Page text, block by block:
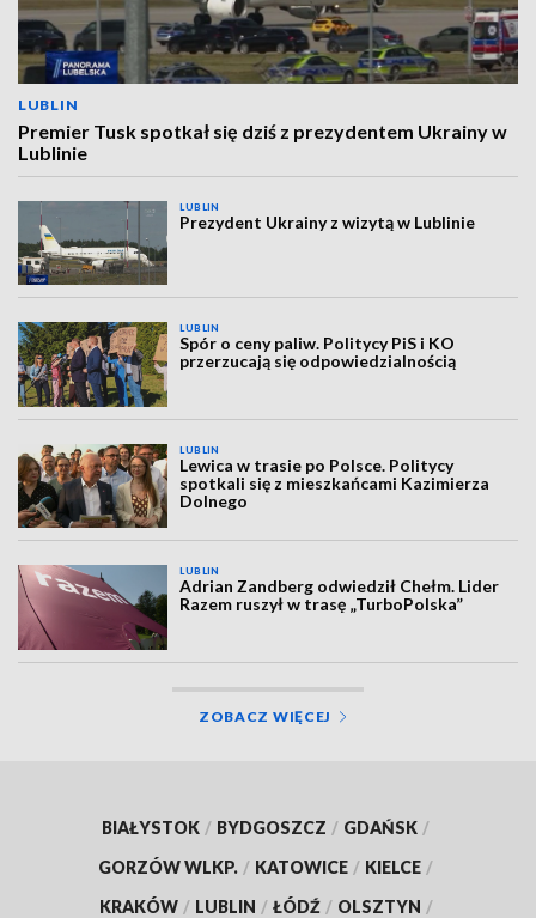
LUBLIN
Premier Tusk spotkał się dziś z prezydentem Ukrainy w
Lublinie
LUBLIN
Prezydent Ukrainy z wizytą w Lublinie
LUBLIN
Spór o ceny paliw. Politycy PiS i KO
przerzucają się odpowiedzialnością
LUBLIN
Lewica w trasie po Polsce. Politycy
spotkali się z mieszkańcami Kazimierza
Dolnego
LUBLIN
Adrian Zandberg odwiedził Chełm. Lider
Razem ruszył w trasę „TurboPolska”
ZOBACZ WIĘCEJ
BIAŁYSTOK / BYDGOSZCZ / GDAŃSK /
GORZÓW WLKP. / KATOWICE / KIELCE /
KRAKÓW / LUBLIN / ŁÓDŹ / OLSZTYN /